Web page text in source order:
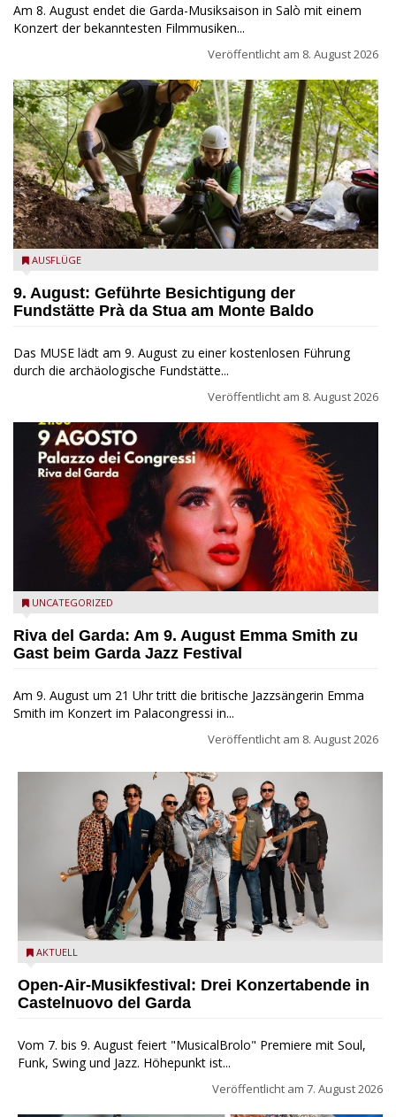
Am 8. August endet die Garda-Musiksaison in Salò mit einem
Konzert der bekanntesten Filmmusiken...
Veröffentlicht am 8. August 2026
die archäologische Fundstätte Riparo Prà da Stua am Monte
AUSFLÜGE
9. August: Geführte Besichtigung der
Fundstätte Prà da Stua am Monte Baldo
Das MUSE lädt am 9. August zu einer kostenlosen Führung
durch die archäologische Fundstätte...
Veröffentlicht am 8. August 2026
Riva del Garda - Emma Smith zu Gast beim Garda Jazz
UNCATEGORIZED
Riva del Garda: Am 9. August Emma Smith zu
Gast beim Garda Jazz Festival
Am 9. August um 21 Uhr tritt die britische Jazzsängerin Emma
Smith im Konzert im Palacongressi in...
Veröffentlicht am 8. August 2026
Castelnuovo del Garda: Die "Dirotta su Cuba" zu Gast beim
AKTUELL
Open-Air-Musikfestival: Drei Konzertabende in
Castelnuovo del Garda
Vom 7. bis 9. August feiert "MusicalBrolo" Premiere mit Soul,
Funk, Swing und Jazz. Höhepunkt ist...
Veröffentlicht am 7. August 2026